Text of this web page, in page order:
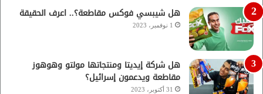
هل شيبسي فوكس مقاطعة؟.. اعرف الحقيقة
1 نوفمبر، 2023
هل شركة إيديتا ومنتجاتها مولتو وهوهوز
مقاطعة ويدعمون إسرائيل؟
31 أكتوبر، 2023